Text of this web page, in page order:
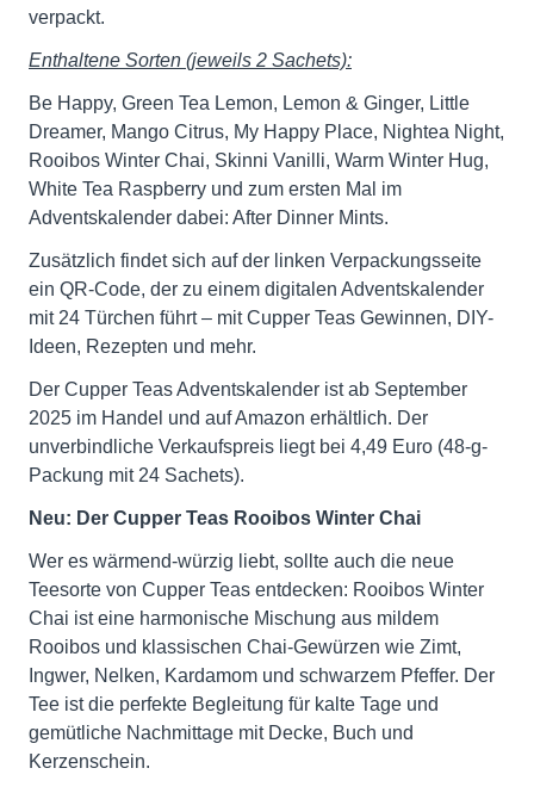
verpackt.
Enthaltene Sorten (jeweils 2 Sachets):
Be Happy, Green Tea Lemon, Lemon & Ginger, Little
Dreamer, Mango Citrus, My Happy Place, Nightea Night,
Rooibos Winter Chai, Skinni Vanilli, Warm Winter Hug,
White Tea Raspberry und zum ersten Mal im
Adventskalender dabei: After Dinner Mints.
Zusätzlich findet sich auf der linken Verpackungsseite
ein QR-Code, der zu einem digitalen Adventskalender
mit 24 Türchen führt – mit Cupper Teas Gewinnen, DIY-
Ideen, Rezepten und mehr.
Der Cupper Teas Adventskalender ist ab September
2025 im Handel und auf Amazon erhältlich. Der
unverbindliche Verkaufspreis liegt bei 4,49 Euro (48-g-
Packung mit 24 Sachets).
Neu: Der Cupper Teas Rooibos Winter Chai
Wer es wärmend-würzig liebt, sollte auch die neue
Teesorte von Cupper Teas entdecken: Rooibos Winter
Chai ist eine harmonische Mischung aus mildem
Rooibos und klassischen Chai-Gewürzen wie Zimt,
Ingwer, Nelken, Kardamom und schwarzem Pfeffer. Der
Tee ist die perfekte Begleitung für kalte Tage und
gemütliche Nachmittage mit Decke, Buch und
Kerzenschein.